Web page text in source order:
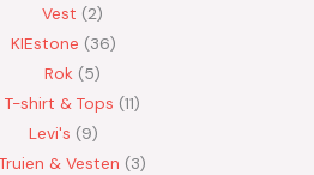
Vest
2
KIEstone
36
Rok
5
T-shirt & Tops 11
Levi's
9
Truien & Vesten
3